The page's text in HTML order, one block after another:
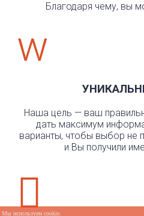
Мы используем cookie.
Благодаря чему, вы
w
Наша цель — ваш
дать максимум
варианты, чтобы выбор не
и Вы получили
